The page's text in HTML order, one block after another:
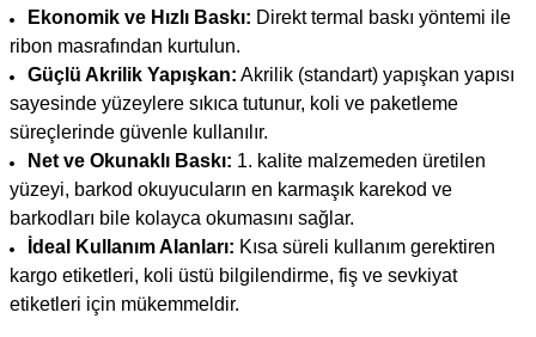
Ekonomik ve Hızlı Baskı: Direkt termal baskı yöntemi ile
ribon masrafından kurtulun.
Güçlü Akrilik Yapışkan: Akrilik (standart) yapışkan yapısı
sayesinde yüzeylere sıkıca tutunur, koli ve paketleme
süreçlerinde güvenle kullanılır.
Net ve Okunaklı Baskı: 1. kalite malzemeden üretilen
yüzeyi, barkod okuyucuların en karmaşık karekod ve
barkodları bile kolayca okumasını sağlar.
İdeal Kullanım Alanları: Kısa süreli kullanım gerektiren
kargo etiketleri, koli üstü bilgilendirme, fiş ve sevkiyat
etiketleri için mükemmeldir.